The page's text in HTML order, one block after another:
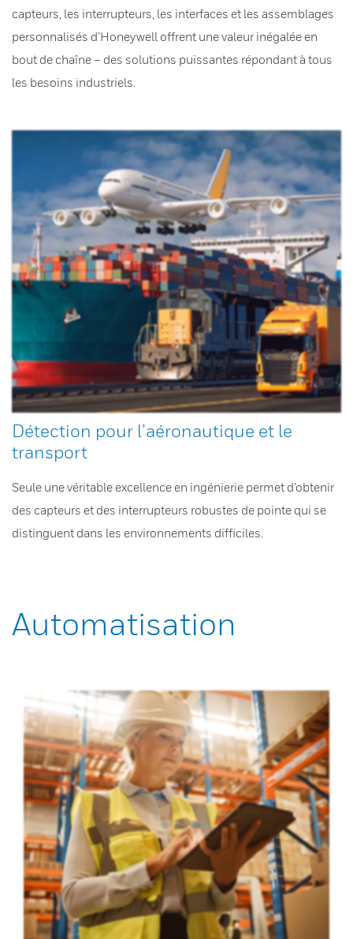
capteurs, les interrupteurs, les interfaces et les assemblages
personnalisés d’Honeywell offrent une valeur inégalée en
bout de chaîne – des solutions puissantes répondant à tous
les besoins industriels.
Détection pour l’aéronautique et le
transport
Seule une véritable excellence en ingénierie permet d’obtenir
des capteurs et des interrupteurs robustes de pointe qui se
distinguent dans les environnements difficiles.
Automatisation